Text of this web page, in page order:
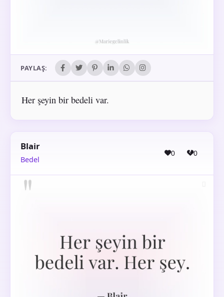
PAYLAŞ:
Her şeyin bir bedeli var.
Blair
Bedel
0 0